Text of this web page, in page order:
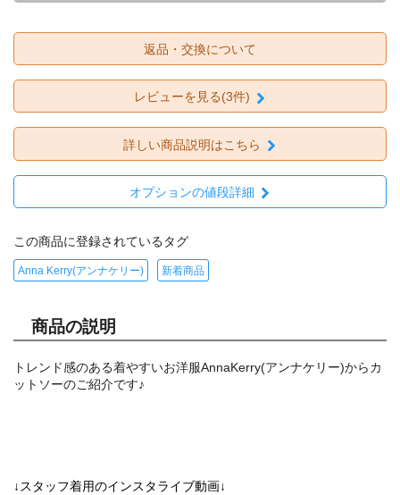
返品・交換について
レビューを見る(3件)
詳しい商品説明はこちら
オプションの値段詳細
この商品に登録されているタグ
Anna Kerry(アンナケリー) 新着商品
商品の説明
トレンド感のある着やすいお洋服AnnaKerry(アンナケリー)からカ
ットソーのご紹介です♪
↓スタッフ着用のインスタライブ動画↓